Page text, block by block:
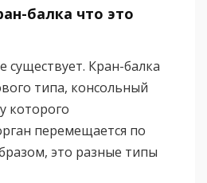
балка что это
существует. Кран-балка
типа, консольный
которого
перемещается по
это разные типы